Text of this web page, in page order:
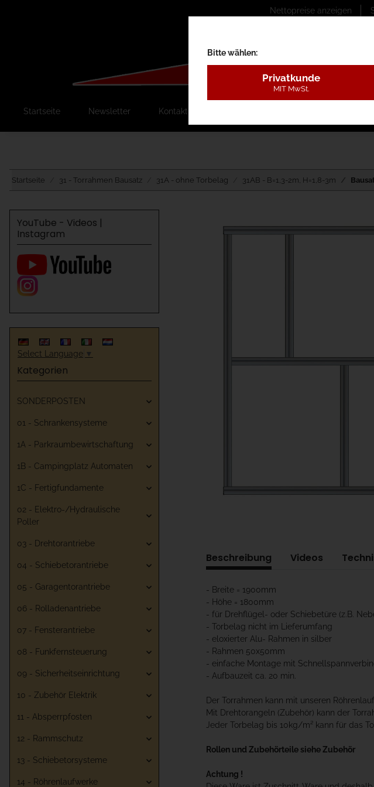
Nettopreise anzeigen
Startseite Newsletter Kontakt
Startseite 31 - Torrahmen Bausatz 31A - ohne Torbelag 31AB - B=1,3-2m, H=1,8-3m
Beschreibung Videos
- Breite = 1900mm
- Höhe = 1800mm
- für Drehflügel- oder Schiebetüre (z.B.
- Torbelag nicht im Lieferumfang
- eloxierter Alu- Rahmen in silber
- Rahmen 50x50mm
- einfache Montage mit
- Aufbauzeit ca. 20 min.
Der Torrahmen kann mit unseren
Mit Drehtorangeln (Zubehör) kann der
Jeder Torbelag bis 10kg/m² kann für das
Rollen und Zubehörteile siehe Zubehör
Achtung !
YouTube - Videos |
Instagram
Select Language ▼
Kategorien
SONDERPOSTEN
01 - Schrankensysteme
1A - Parkraumbewirtschaftung
1B - Campingplatz Automaten
1C - Fertigfundamente
02 - Elektro-/Hydraulische
Poller
03 - Drehtorantriebe
04 - Schiebetorantriebe
05 - Garagentorantriebe
06 - Rolladenantriebe
07 - Fensterantriebe
08 - Funkfernsteuerung
09 - Sicherheitseinrichtung
10 - Zubehör Elektrik
11 - Absperrpfosten
12 - Rammschutz
13 - Schiebetorsysteme
14 - Röhrenlaufwerke
Bitte wählen:
Privatkunde
MIT MwSt.